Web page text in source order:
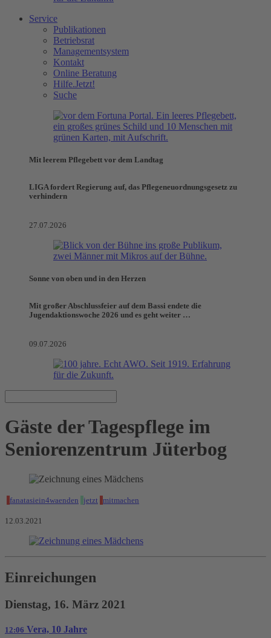
Service
Publikationen
Betriebsrat
Managementsystem
Kontakt
Online Beratung
Hilfe.Jetzt!
Suche
Mit leerem Pflegebett vor dem Landtag
LIGA fordert Regierung auf, das Pflegeneuordnungsgesetz zu
verhindern
27.07.2026
Sonne von oben und in den Herzen
Mit großer Abschlussfeier auf dem Bassi endete die
Jugendaktionswoche 2026 und es geht weiter …
09.07.2026
Gäste der Tagespflege im
Seniorenzentrum Jüterbog
fanatasiein4waenden jetzt mitmachen
12.03.2021
Einreichungen
Dienstag, 16. März 2021
12:06 Vera, 10 Jahre